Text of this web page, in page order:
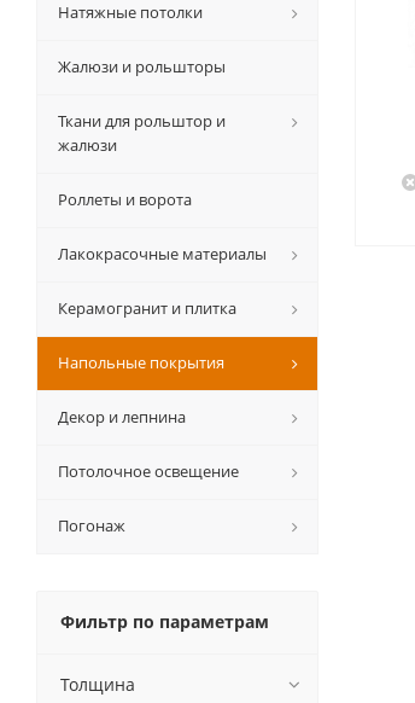
Натяжные потолки
Жалюзи и рольшторы
Ткани для рольштор и
жалюзи
Роллеты и ворота
Лакокрасочные материалы
Керамогранит и плитка
Напольные покрытия
Декор и лепнина
Потолочное освещение
Погонаж
Фильтр по параметрам
Толщина